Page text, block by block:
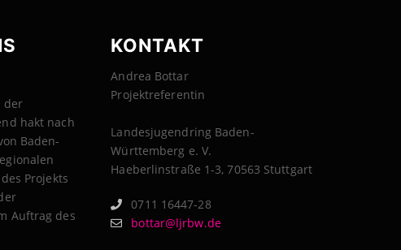
der
hakt nach
Baden-
Projekts
Auftrag des
KONTAKT
Andrea Bottar
Projektreferentin
Landesjugendring Baden-
Württemberg e. V.
Haeberlinstraße 1-3, 70563 Stuttgart
0711 16447-28
bottar@ljrbw.de